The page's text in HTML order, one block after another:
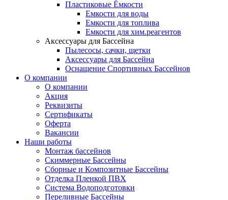
Пластиковые Ёмкости
Емкости для воды
Емкости для топлива
Емкости для хим.реагентов
Аксессуары для Бассейна
Пылесосы, сачки, щетки
Аксессуары для Бассейна
Оснащение Спортивных Бассейнов
О компании
О компании
Акция
Реквизиты
Сертификаты
Оферта
Вакансии
Наши работы
Монтаж бассейнов
Скиммерные Бассейны
Сборные и Композитные Бассейны
Отделка Пленкой ПВХ
Система Водоподготовки
Переливные Бассейны